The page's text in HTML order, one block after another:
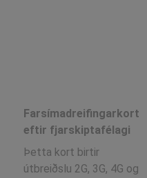
Farsímadreifingarkort
eftir fjarskiptafélagi
Þetta kort birtir
útbreiðslu 2G, 3G, 4G og